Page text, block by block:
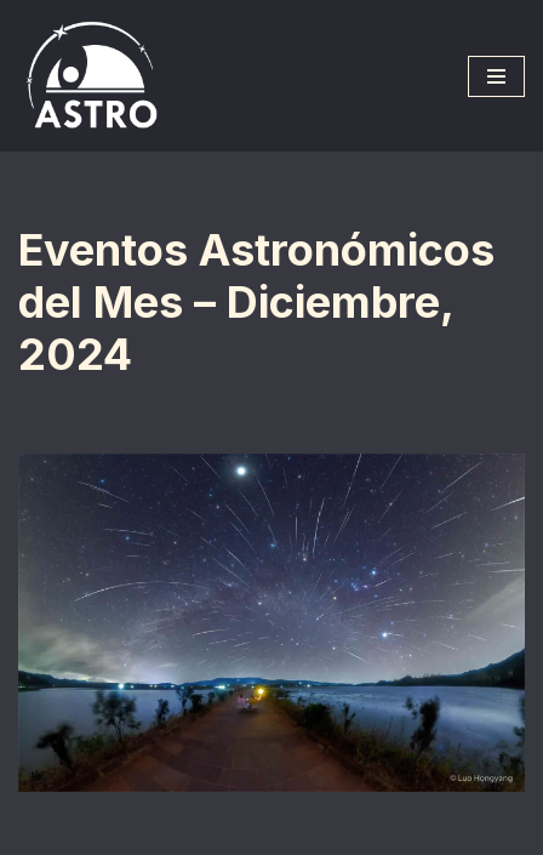
Saltar
al
contenido
Eventos Astronómicos
del Mes – Diciembre,
2024